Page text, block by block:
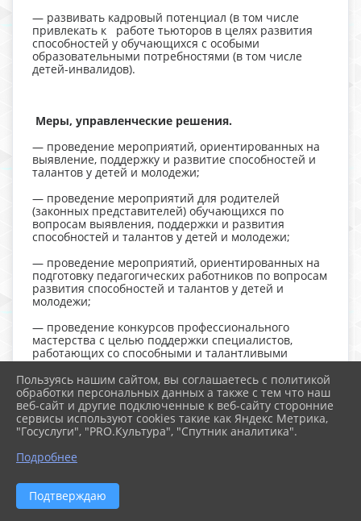
— развивать кадровый потенциал (в том числе
привлекать к работе тьюторов в целях развития
способностей у обучающихся с особыми
образовательными потребностями (в том числе
детей-инвалидов).
Меры, управленческие решения.
— проведение мероприятий, ориентированных на
выявление, поддержку и развитие способностей и
талантов у детей и молодежи;
— проведение мероприятий для родителей
(законных представителей) обучающихся по
вопросам выявления, поддержки и развития
способностей и талантов у детей и молодежи;
— проведение мероприятий, ориентированных на
подготовку педагогических работников по вопросам
развития способностей и талантов у детей и
молодежи;
— проведение конкурсов профессионального
мастерства с целью поддержки специалистов,
работающих со способными и талантливыми
детьми и молодежью;
— проведение мероприятий, направленных на
повышение доли участников школьного этапа
ВсОШ;
— реализация совместных проектов/планов/
программ с учреждениями профессионального
образования (ПОО, ВО);
— реализация мероприятий, направленных на
поддержку участия обучающихся в региональных и
Пользуясь нашим сайтом, вы соглашаетесь с политикой
обработки персональных данных а также с тем что наш
веб-сайт и другие подключенные к веб-сайту сторонние
сервисы используют cookies такие как Яндекс Метрика,
"Госуслуги", "PRO.Культура", "Спутник аналитика".
Подробнее
Подтверждаю